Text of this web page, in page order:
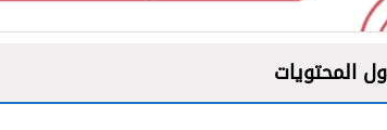
المحتويات